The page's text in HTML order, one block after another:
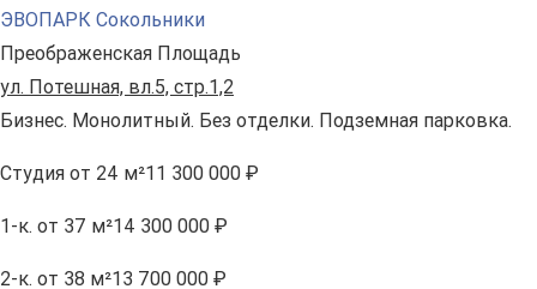
ЭВОПАРК Сокольники
Преображенская Площадь
ул. Потешная, вл.5, стр.1,2
Бизнес. Монолитный. Без отделки. Подземная парковка.
Студия от 24 м²11 300 000 ₽
1-к. от 37 м²14 300 000 ₽
2-к. от 38 м²13 700 000 ₽